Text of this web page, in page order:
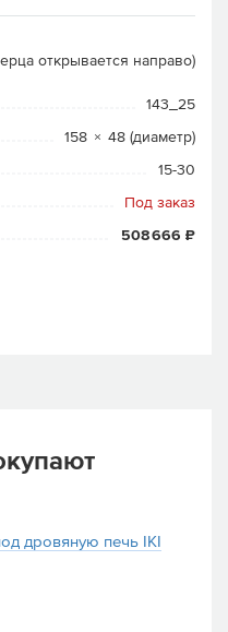
открывается направо)
143_25
158 × 48 (диаметр)
15-30
Под заказ
508 666 ₽
дровяную печь IKI